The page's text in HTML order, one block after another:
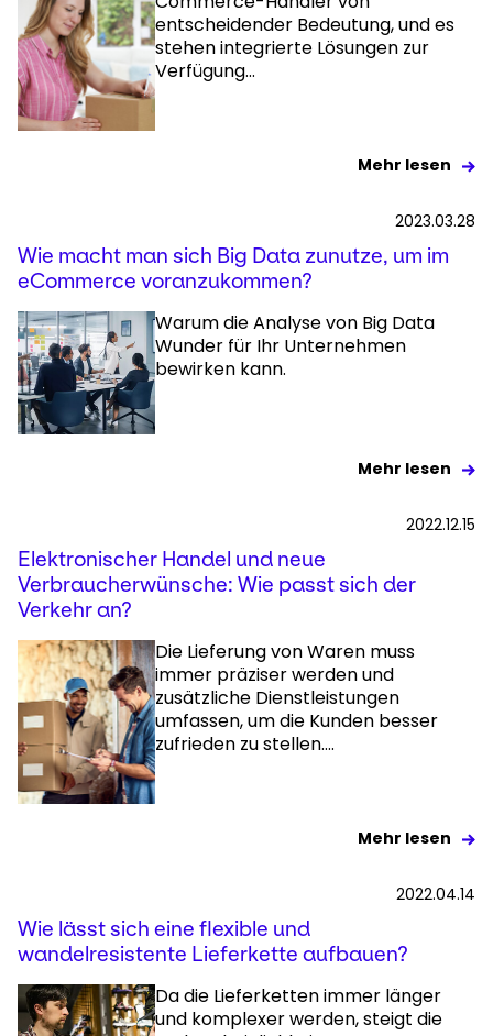
entscheidender Bedeutung, und es
stehen integrierte Lösungen zur
Verfügung...
Mehr lesen
2023.03.28
Wie macht man sich Big Data zunutze, um im
eCommerce voranzukommen?
Warum die Analyse von Big Data
Wunder für Ihr Unternehmen
bewirken kann.
Mehr lesen
2022.12.15
Elektronischer Handel und neue
Verbraucherwünsche: Wie passt sich der
Verkehr an?
Die Lieferung von Waren muss
immer präziser werden und
zusätzliche Dienstleistungen
umfassen, um die Kunden besser
zufrieden zu stellen....
Mehr lesen
2022.04.14
Wie lässt sich eine flexible und
wandelresistente Lieferkette aufbauen?
Da die Lieferketten immer länger
und komplexer werden, steigt die